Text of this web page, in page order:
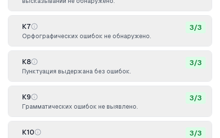
К7
Орфографических ошибок не обнаружено.
3/3
К8
Пунктуация выдержана без ошибок.
3/3
К9
Грамматических ошибок не выявлено.
3/3
К10 3/3